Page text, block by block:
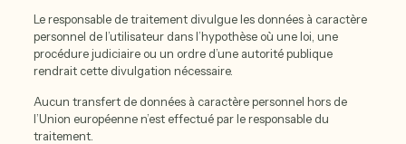
Le responsable de traitement divulgue les données à caractère
personnel de l’utilisateur dans l’hypothèse où une loi, une
procédure judiciaire ou un ordre d’une autorité publique
rendrait cette divulgation nécessaire.
Aucun transfert de données à caractère personnel hors de
l’Union européenne n’est effectué par le responsable du
traitement.